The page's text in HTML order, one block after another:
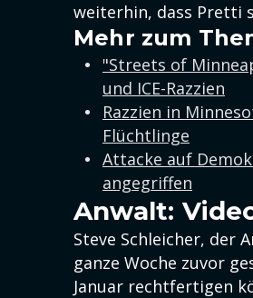
weiterhin, dass Pretti
Mehr zum
"Streets of
und ICE-Razzien
Razzien in
Flüchtlinge
Attacke auf
angegriffen
Anwalt:
Steve Schleicher, der
ganze Woche zuvor
Januar rechtfertigen